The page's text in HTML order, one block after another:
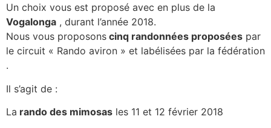
Un choix vous est proposé avec en plus de la
Vogalonga , durant l’année 2018.
Nous vous proposons cinq randonnées proposées par
le circuit « Rando aviron » et labélisées par la fédération
.
Il s’agit de :
La rando des mimosas les 11 et 12 février 2018